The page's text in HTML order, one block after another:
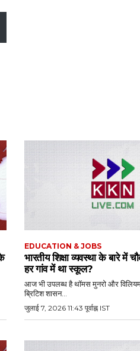
EDUCATION & JOBS
भारतीय शिक्षा व्यवस्था के बारे में
हर गांव में था स्कूल?
आज भी उपलब्ध है थॉमस मुनरो और विलियम
ब्रिटिश शासन...
जुलाई 7, 2026 11:43 पूर्वाह्न IST